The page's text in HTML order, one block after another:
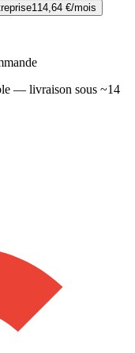
114,64 €/mois
— livraison sous ~14